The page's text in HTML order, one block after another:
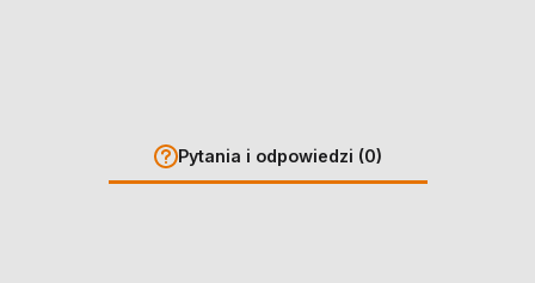
Pytania i odpowiedzi (0)